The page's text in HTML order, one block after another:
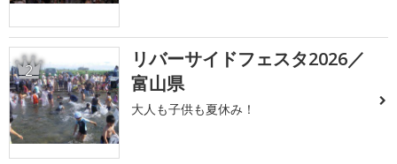
2
リバーサイドフェスタ2026／
富山県
大人も子供も夏休み！